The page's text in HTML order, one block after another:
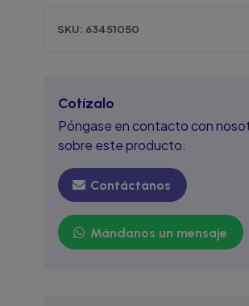
SKU: 63451050
Cotízalo
Póngase en contacto con
sobre este producto.
Contáctanos
Mándanos un mensaje